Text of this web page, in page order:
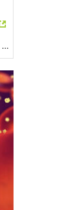
...